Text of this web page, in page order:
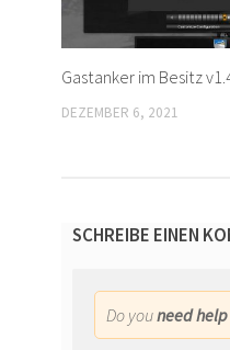
Gastanker im Besitz
DEZEMBER 6, 2021
SCHREIBE EINEN
Do youneed help